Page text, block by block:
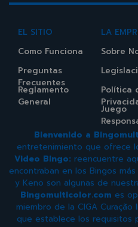
EL SITIO
Como Funciona
Preguntas
Frecuentes
Reglamento
General
LA
Sobre
Política
Juego
Bienvenido a
entretenimiento que ofrece
Video Bingo: reencuentre
encontraban en los Bingos
y Keno son algunas de
Bingomulticolor.com es
miembro de la CIGA
que establece los requisitos